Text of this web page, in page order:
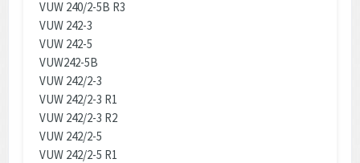
VUW 240/2-5B R3
VUW 242-3
VUW 242-5
VUW242-5B
VUW 242/2-3
VUW 242/2-3 R1
VUW 242/2-3 R2
VUW 242/2-5
VUW 242/2-5 R1